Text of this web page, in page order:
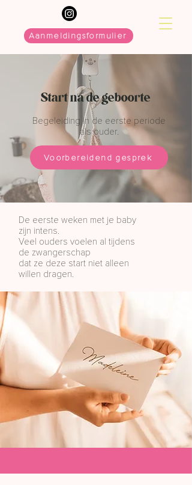
Aanmeldingsformulier
Start na de geboorte
Begeleiding in de eerste periode
als ouder.
Voorbereidend gesprek
De eerste weken met je baby
zijn intens.
Veel ouders voelen al tijdens
de zwangerschap
dat ze deze start niet alleen
willen dragen.